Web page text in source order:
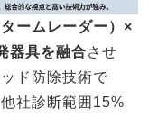
ームレーダー）×
器具を融合させ
ド防除技術で
社診断範囲15%